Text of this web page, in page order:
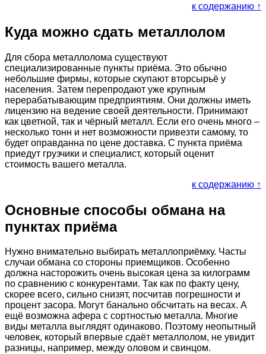
к содержанию ↑
Куда можно сдать металлолом
Для сбора металлолома существуют
специализированные пункты приёма. Это обычно
небольшие фирмы, которые скупают вторсырьё у
населения. Затем перепродают уже крупным
перерабатывающим предприятиям. Они должны иметь
лицензию на ведение своей деятельности. Принимают
как цветной, так и чёрный металл. Если его очень много –
несколько тонн и нет возможности привезти самому, то
будет оправданна по цене доставка. С пункта приёма
приедут грузчики и специалист, который оценит
стоимость вашего металла.
к содержанию ↑
Основные способы обмана на
пунктах приёма
Нужно внимательно выбирать металлоприёмку. Часты
случаи обмана со стороны приемщиков. Особенно
должна насторожить очень высокая цена за килограмм
по сравнению с конкурентами. Так как по факту цену,
скорее всего, сильно снизят, посчитав погрешности и
процент засора. Могут банально обсчитать на весах. А
ещё возможна афера с сортностью металла. Многие
виды металла выглядят одинаково. Поэтому неопытный
человек, который впервые сдаёт металлолом, не увидит
разницы, например, между оловом и свинцом.